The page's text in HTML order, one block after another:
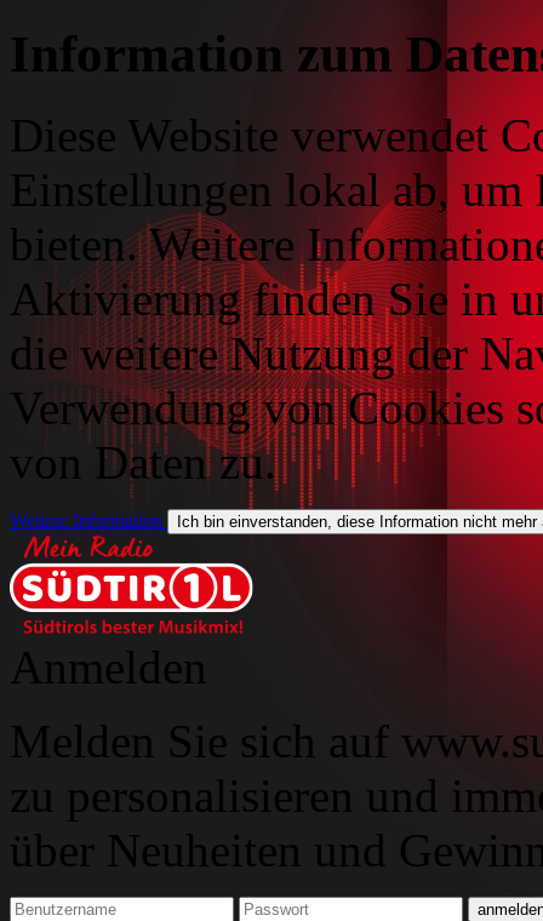
Information zum
Diese Website verwendet
Einstellungen lokal ab, um
bieten. Weitere
Aktivierung finden Sie in
die weitere Nutzung der
Verwendung von Cookies
von Daten zu.
Weitere Information Ich bin einverstanden, diese Information nicht mehr
Anmelden
Melden Sie sich auf
zu personalisieren und
über Neuheiten und